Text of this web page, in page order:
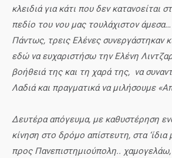
κλειδιά για κάτι που δεν κατανοείται
πεδίο του νου μας τουλάχιστον άμεσα…
Πάντως, τρεις Ελένες συνεργάστηκαν
εδώ να ευχαριστήσω την Ελένη
βοήθειά της και τη χαρά της, να
Λαδιά και πραγματικά να μιλήσουμε
Δευτέρα απόγευμα, με καθυστέρηση
κίνηση στο δρόμο απίστευτη, στα
προς Πανεπιστημιούπολη..